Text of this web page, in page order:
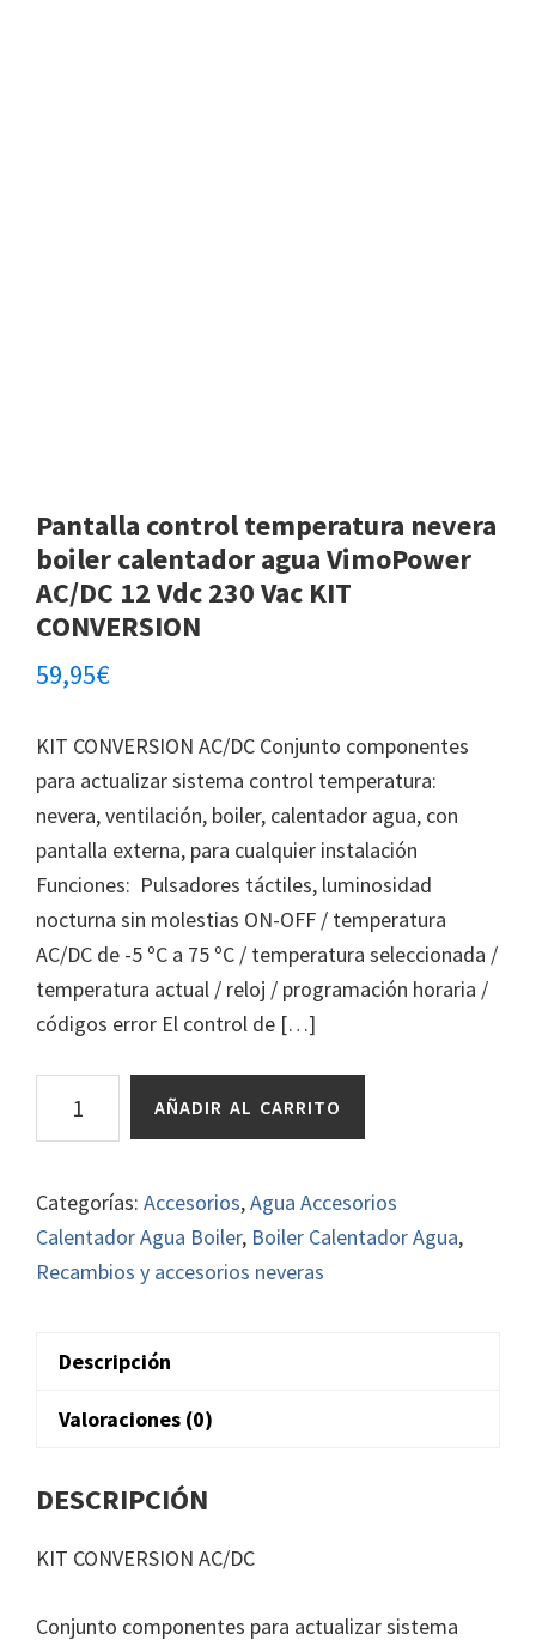
Pantalla control temperatura nevera
boiler calentador agua VimoPower
AC/DC 12 Vdc 230 Vac KIT
CONVERSION
59,95€
KIT CONVERSION AC/DC Conjunto componentes
para actualizar sistema control temperatura:
nevera, ventilación, boiler, calentador agua, con
pantalla externa, para cualquier instalación
Funciones: Pulsadores táctiles, luminosidad
nocturna sin molestias ON-OFF / temperatura
AC/DC de -5 ºC a 75 ºC / temperatura seleccionada /
temperatura actual / reloj / programación horaria /
códigos error El control de […]
control
nevera
boiler
calentador
AC/DC
Vac
cantidad
AÑADIR AL CARRITO
Categorías: Accesorios,Agua Accesorios
Calentador Agua Boiler, Boiler Calentador Agua,
Recambios y accesorios neveras
Descripción
Valoraciones (0)
DESCRIPCIÓN
KIT CONVERSION AC/DC
Conjunto componentes para actualizar sistema